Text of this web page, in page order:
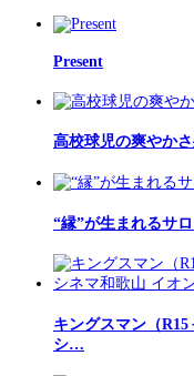
Present
高校球児の爽やか
“縁”が生まれるサ
キングスマン（
シ…